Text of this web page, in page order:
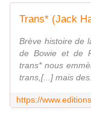
Trans* (Jack
Brève histoire de
de Bowie et de
trans* nous
trans,[...] mais